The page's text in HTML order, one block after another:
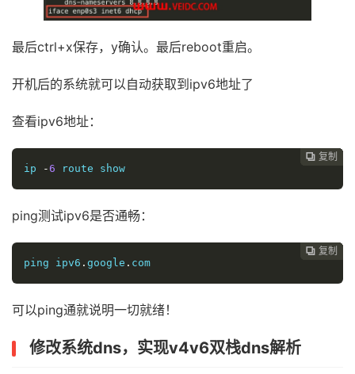
最后ctrl+x保存，y确认。最后reboot重启。
开机后的系统就可以自动获取到ipv6地址了
查看ipv6地址：
 复制
 复制
 复制
 复制
 复制
 复制
ip
-6 route show
ping测试ipv6是否通畅：
 复制
 复制
 复制
 复制
 复制
ping ipv6 . google . com
可以ping通就说明一切就绪！
修改系统dns，实现v4v6双栈dns解析